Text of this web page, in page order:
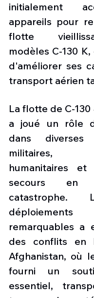
initialement
appareils pour
flotte
modèles C-130
d'améliorer ses
transport aérien
La flotte de C-130
a joué un rôle
dans diverses
militaires,
humanitaires
secours
catastrophe.
remarquables a
des conflits en
Afghanistan, où
fourni un
essentiel,